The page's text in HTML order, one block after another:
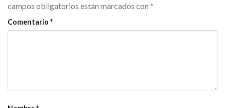
campos obligatorios están marcados con *
Comentario *